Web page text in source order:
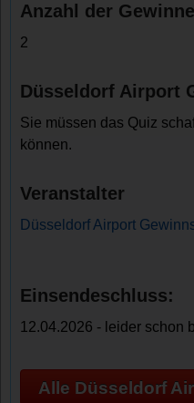
Anzahl der
2
Düsseldorf Airport
Sie müssen das Quiz
können.
Veranstalter
Düsseldorf Airport
Einsendeschluss:
12.04.2026 - leider schon
Alle Düsseldorf